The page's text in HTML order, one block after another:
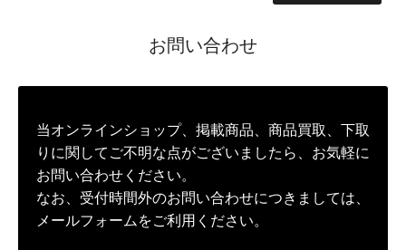
お問い合わせ
当オンラインショップ、掲載商品、商品買取、下取
りに関してご不明な点がございましたら、お気軽に
お問い合わせください。
なお、受付時間外のお問い合わせにつきましては、
メールフォームをご利用ください。